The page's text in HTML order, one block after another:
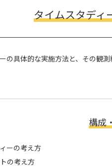
タイムスタディ
の具体的な実施方法と、その観
構成
ーの考え方
の考え方